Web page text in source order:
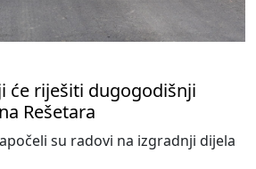
će riješiti dugogodišnji
Rešetara
su radovi na izgradnji dijela